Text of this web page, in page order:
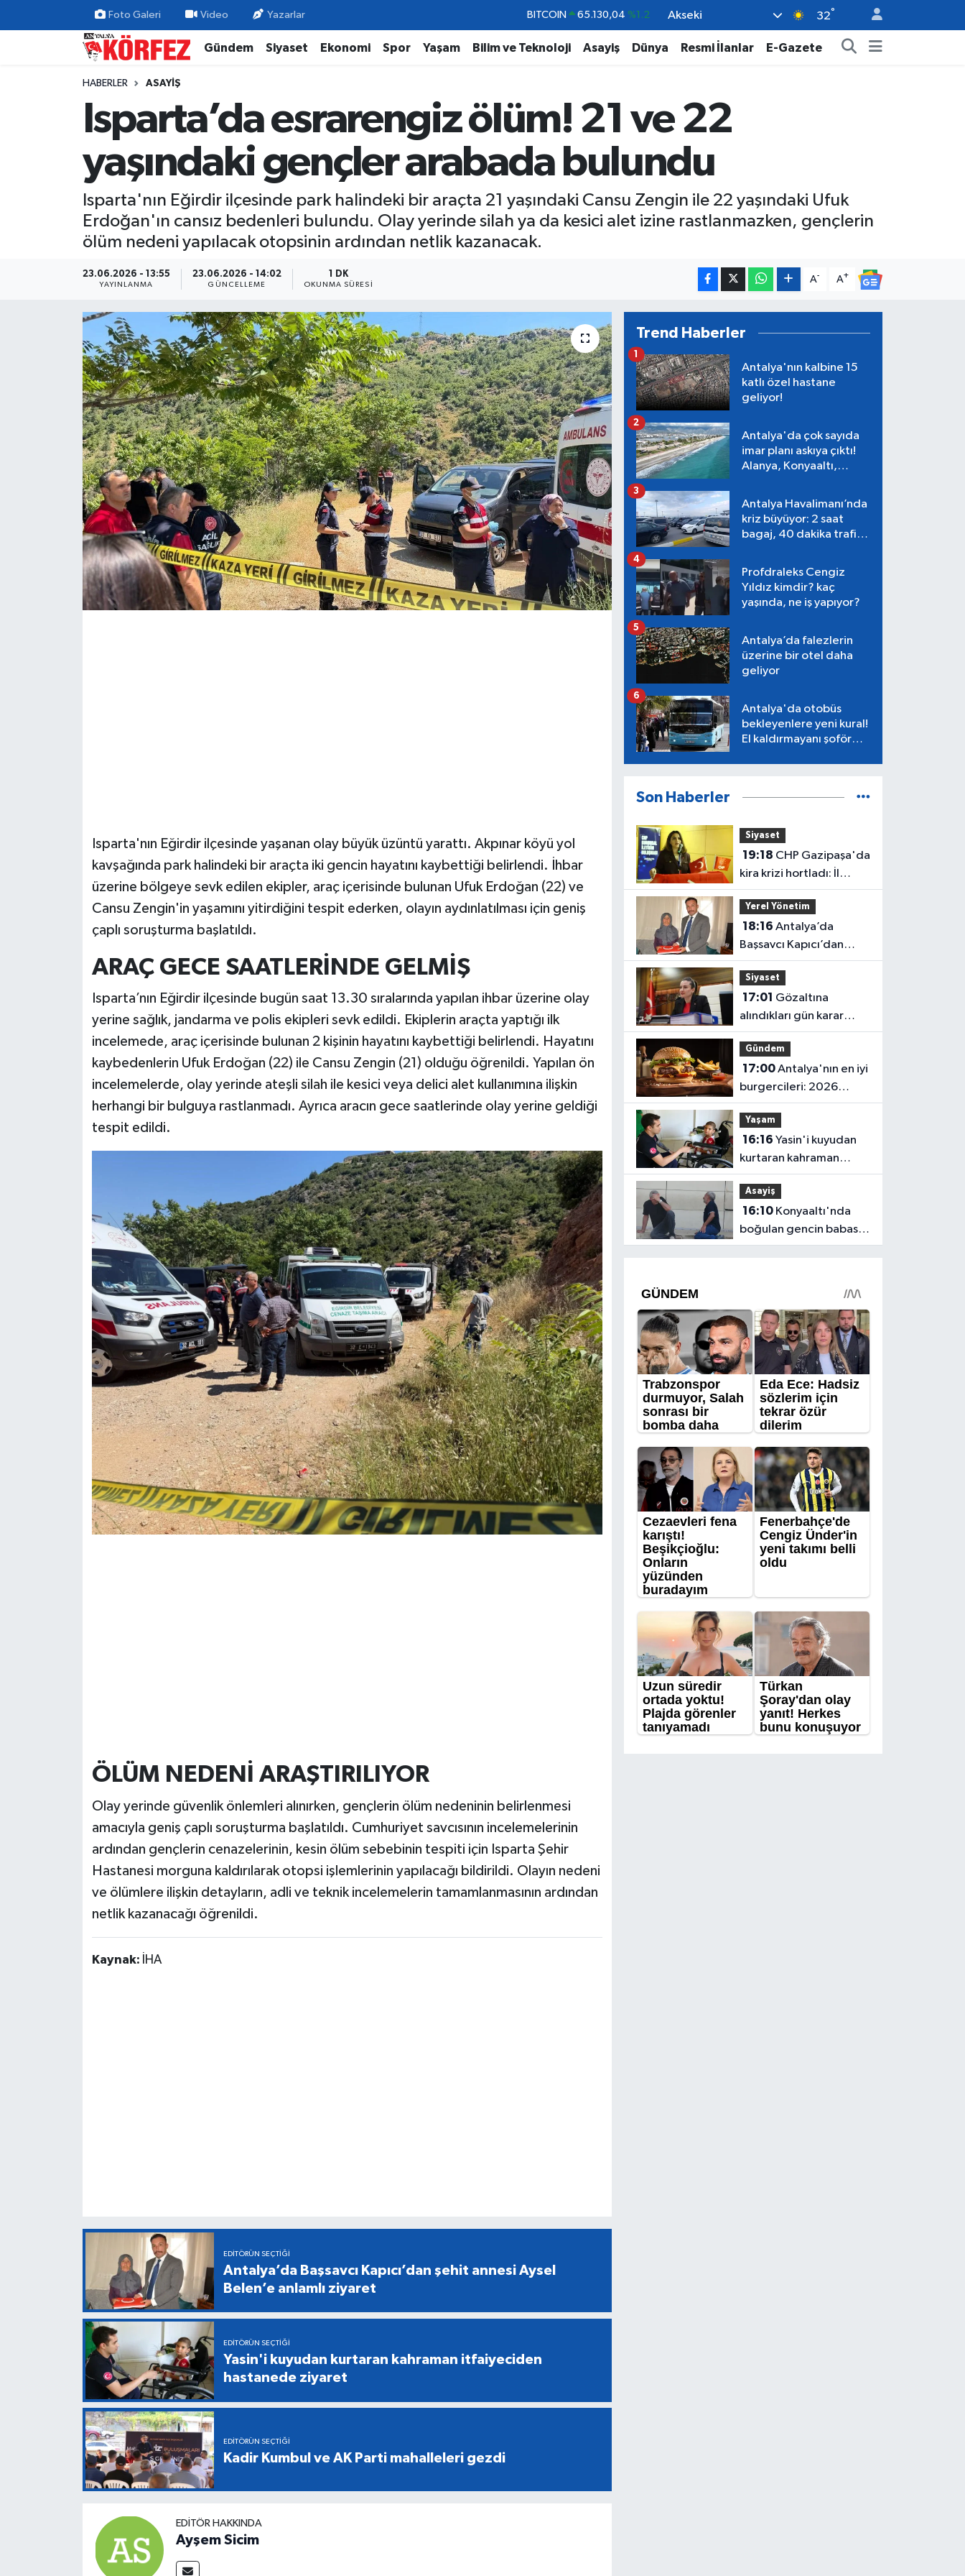
Foto Galeri Video Yazarlar DOLAR 47,7106 %0.17
EURO 55,1652 %0.27
BİST100 13.773 %-19
BITCOIN 65.130,04
Akseki 32°
Gündem Siyaset Ekonomi Spor Yaşam Bilim ve Teknoloji Asayiş Dünya Resmi İlanlar E-Gazete
HABERLER ASAYIŞ
Isparta’da esrarengiz ölüm! 21 ve 22
yaşındaki gençler arabada bulundu
Isparta'nın Eğirdir ilçesinde park halindeki bir araçta 21 yaşındaki Cansu Zengin ile 22 yaşındaki Ufuk
Erdoğan'ın cansız bedenleri bulundu. Olay yerinde silah ya da kesici alet izine rastlanmazken, gençlerin
ölüm nedeni yapılacak otopsinin ardından netlik kazanacak.
23.06.2026 - 13:55
YAYINLANMA
23.06.2026 - 14:02
GÜNCELLEME
1 DK
OKUNMA SÜRESI
A- A+
Isparta'nın Eğirdir ilçesinde yaşanan olay büyük üzüntü yarattı. Akpınar köyü yol
kavşağında park halindeki bir araçta iki gencin hayatını kaybettiği belirlendi. İhbar
üzerine bölgeye sevk edilen ekipler, araç içerisinde bulunan Ufuk Erdoğan (22) ve
Cansu Zengin'in yaşamını yitirdiğini tespit ederken, olayın aydınlatılması için geniş
çaplı soruşturma başlatıldı.
ARAÇ GECE SAATLERİNDE GELMİŞ
Isparta’nın Eğirdir ilçesinde bugün saat 13.30 sıralarında yapılan ihbar üzerine olay
yerine sağlık, jandarma ve polis ekipleri sevk edildi. Ekiplerin araçta yaptığı ilk
incelemede, araç içerisinde bulunan 2 kişinin hayatını kaybettiği belirlendi. Hayatını
kaybedenlerin Ufuk Erdoğan (22) ile Cansu Zengin (21) olduğu öğrenildi. Yapılan ön
incelemelerde, olay yerinde ateşli silah ile kesici veya delici alet kullanımına ilişkin
herhangi bir bulguya rastlanmadı. Ayrıca aracın gece saatlerinde olay yerine geldiği
tespit edildi.
ÖLÜM NEDENİ ARAŞTIRILIYOR
Olay yerinde güvenlik önlemleri alınırken, gençlerin ölüm nedeninin belirlenmesi
amacıyla geniş çaplı soruşturma başlatıldı. Cumhuriyet savcısının incelemelerinin
ardından gençlerin cenazelerinin, kesin ölüm sebebinin tespiti için Isparta Şehir
Hastanesi morguna kaldırılarak otopsi işlemlerinin yapılacağı bildirildi. Olayın nedeni
ve ölümlere ilişkin detayların, adli ve teknik incelemelerin tamamlanmasının ardından
netlik kazanacağı öğrenildi.
Kaynak: İHA
EDITÖRÜN SEÇTIĞI
Antalya’da Başsavcı Kapıcı’dan şehit annesi Aysel
Belen’e anlamlı ziyaret
EDITÖRÜN SEÇTIĞI
Yasin'i kuyudan kurtaran kahraman itfaiyeciden
hastanede ziyaret
EDITÖRÜN SEÇTIĞI
Kadir Kumbul ve AK Parti mahalleleri gezdi
EDITÖR HAKKINDA
Ayşem Sicim
Trend Haberler
Antalya'nın kalbine 15
katlı özel hastane
geliyor!
1
Antalya'da çok sayıda
imar planı askıya çıktı!
Alanya, Konyaaltı,
2
Antalya Havalimanı’nda
kriz büyüyor: 2 saat
bagaj, 40 dakika trafik,
3
Profdraleks Cengiz
Yıldız kimdir? kaç
yaşında, ne iş yapıyor?
4
Antalya’da falezlerin
üzerine bir otel daha
geliyor
5
Antalya'da otobüs
bekleyenlere yeni kural!
El kaldırmayanı şoför
6
Son Haberler
Siyaset
19:18
kira krizi hortladı: İl
Başkanlığı mahkemeye
gitti
Yerel Yönetim
18:16
Başsavcı Kapıcı’dan
şehit annesi Aysel
Belen’e anlamlı ziyaret
Siyaset
17:01
alındıkları gün karar
verilmiş! Büşra
Özdemir'in oluru ortaya
çıktı
Gündem
17:00Antalya'nın en iyi
burgercileri: 2026
fiyatları
Yaşam
16:16
kurtaran kahraman
itfaiyeciden hastanede
ziyaret
Asayiş
16:10Konyaaltı'nda
boğulan gencin babası:
"Ciğerimi yaktın
Gündem
Yerel Yönetim
Ekonomi
Magazin
Kültür ve Sanat
Sivil Toplum
Nöbetçi Eczaneler
Trafik Durumu
Süper Lig Puan Durumu ve Fikstür
Tüm Manşetler
Son Dakika Haberleri
Haber Arşivi